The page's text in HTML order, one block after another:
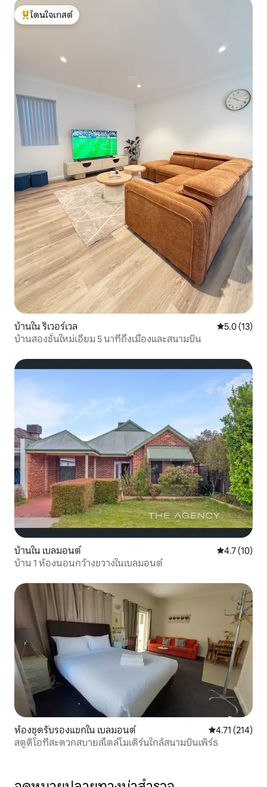
โดนใจเกสต์ที่สุด
โดนใจเกสต์
บ้านใน ริเวอร์เวล คะแนนเฉลี่ย
5.0 (13)
บ้านสองชั้นใหม่เอี่ยม 5 นาทีถึงเมืองและสนามบิน
บ้านใน เบลมอนต์ คะแนนเฉลี่ย
4.7 (10)
บ้าน 1 ห้องนอนกว้างขวางในเบลมอนต์
ห้องชุดรับรองแขกใน เบลมอนต์ คะแนนเฉลี่ย
4.71 (214)
สตูดิโอที่สะดวกสบายสไตล์โมเดิร์นใกล้สนามบินเพิร์ธ